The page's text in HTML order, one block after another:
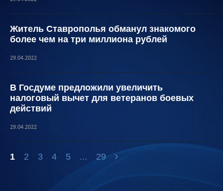
Житель Ставрополья обманул знакомого
более чем на три миллиона рублей
29.04.2022
В Госдуме предложили увеличить
налоговый вычет для ветеранов боевых
действий
29.04.2022
1 2 3 4 5 ... 29